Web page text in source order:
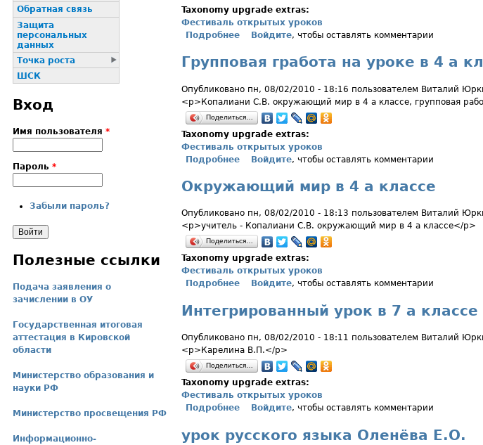
Taxonomy upgrade extras:
Фестиваль открытых уроков
Подробнее о русский яз. в 3 б классе С.Л.Корепанова
Войдите, чтобы оставлять комментарии
Групповая гработа на уроке в 4 а
Опубликовано пн, 08/02/2010 - 18:16 пользователем Виталий
<p>Копалиани С.В. окружающий мир в 4 а классе, групповая
Поделиться…
Taxonomy upgrade extras:
Фестиваль открытых уроков
Подробнее о Групповая гработа на уроке в 4 а классе
Войдите, чтобы оставлять комментарии
Окружающий мир в 4 а классе
Опубликовано пн, 08/02/2010 - 18:13 пользователем Виталий
<p>учитель - Копалиани С.В. окружающий мир в 4 а классе</p>
Поделиться…
Taxonomy upgrade extras:
Фестиваль открытых уроков
Подробнее о Окружающий мир в 4 а классе
Войдите, чтобы оставлять комментарии
Интегрированный урок в 7 а классе
Опубликовано пн, 08/02/2010 - 18:11 пользователем Виталий
<p>Карелина В.П.</p>
Поделиться…
Taxonomy upgrade extras:
Фестиваль открытых уроков
Подробнее о Интегрированный урок в 7 а классе
Войдите, чтобы оставлять комментарии
урок русского языка Оленёва Е.О.
Обратная связь
Защита
персональных
данных
Точка роста
ШСК
Вход
Имя пользователя *
Пароль *
Забыли пароль?
Полезные ссылки
Подача заявления о
зачислении в ОУ
Государственная итоговая
аттестация в Кировской
области
Министерство образования и
науки РФ
Министерство просвещения РФ
Информационно-